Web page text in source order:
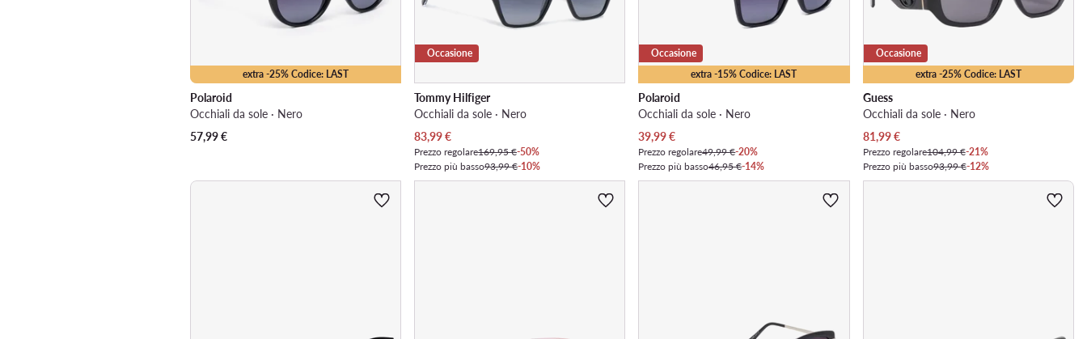
extra -25% Codice: LAST
Polaroid
Occhiali da sole · Nero
57,99€
Occasione
Tommy Hilfiger
Occhiali da sole · Nero
Prezzo attuale
83,99€
Prezzo regolare169,95 €-50%
Prezzo più basso93,99 €-10%
extra -15% Codice: LAST
Occasione
Polaroid
Occhiali da sole · Nero
Prezzo attuale
39,99€
Prezzo regolare49,99 €-20%
Prezzo più basso46,95 €-14%
extra -25% Codice: LAST
Occasione
Guess
Occhiali da sole · Nero
Prezzo attuale
81,99€
Prezzo regolare104,99 €-21%
Prezzo più basso93,99 €-12%